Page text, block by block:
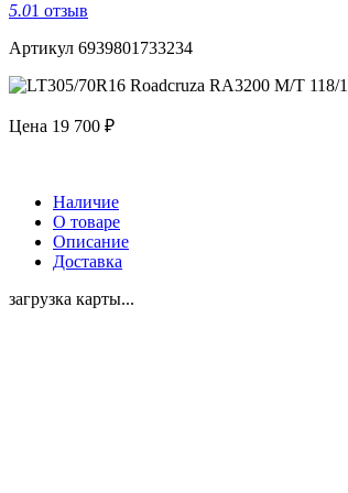
5.01 отзыв
Артикул 6939801733234
Цена 19 700 ₽
Наличие
О товаре
Описание
Доставка
загрузка карты...